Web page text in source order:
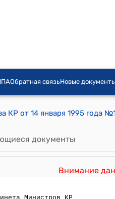
Обратная связьНовые
документы
Внимание